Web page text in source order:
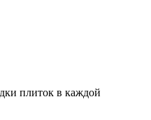
плиток в каждой